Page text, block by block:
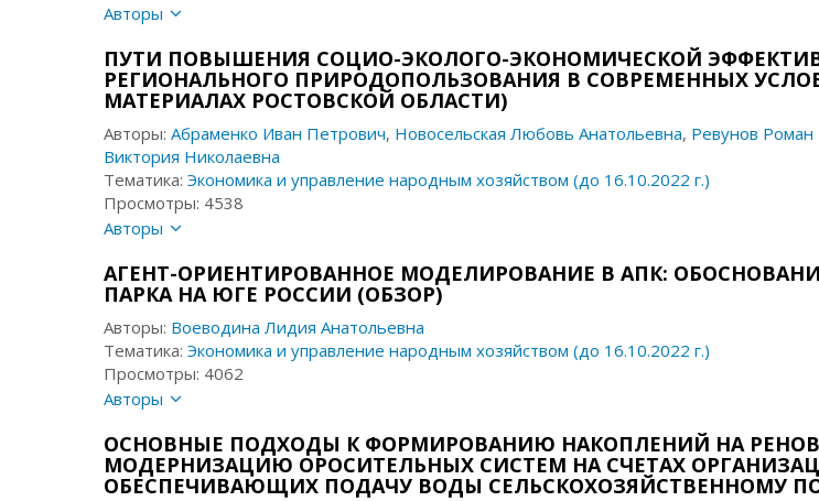
Авторы
ПУТИ ПОВЫШЕНИЯ СОЦИО-ЭКОЛОГО-ЭКОНОМИЧЕСКОЙ
РЕГИОНАЛЬНОГО ПРИРОДОПОЛЬЗОВАНИЯ В СОВРЕМЕННЫХ
МАТЕРИАЛАХ РОСТОВСКОЙ ОБЛАСТИ)
Авторы:Абраменко Иван Петрович, Новосельская Любовь Анатольевна, Ревунов
Виктория Николаевна
Тематика:Экономика и управление народным хозяйством (до 16.10.2022 г.)
Просмотры: 4538
Авторы
АГЕНТ-ОРИЕНТИРОВАННОЕ МОДЕЛИРОВАНИЕ В АПК:
ПАРКА НА ЮГЕ РОССИИ (ОБЗОР)
Авторы: Воеводина Лидия Анатольевна
Тематика:Экономика и управление народным хозяйством (до 16.10.2022 г.)
Просмотры: 4062
Авторы
ОСНОВНЫЕ ПОДХОДЫ К ФОРМИРОВАНИЮ НАКОПЛЕНИЙ НА
МОДЕРНИЗАЦИЮ ОРОСИТЕЛЬНЫХ СИСТЕМ НА СЧЕТАХ
ОБЕСПЕЧИВАЮЩИХ ПОДАЧУ ВОДЫ СЕЛЬСКОХОЗЯЙСТВЕННОМУ